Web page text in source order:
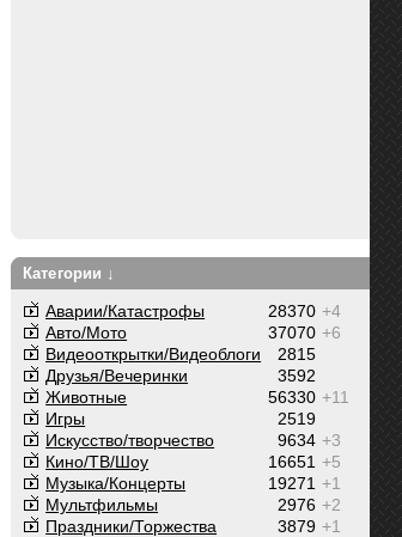
Категории ↓
+4
28370
Аварии/Катастрофы
+6
37070
Авто/Мото
2815
Видеооткрытки/Видеоблоги
3592
Друзья/Вечеринки
+11
56330
Животные
2519
Игры
+3
9634
Искусство/творчество
+5
16651
Кино/ТВ/Шоу
+1
19271
Музыка/Концерты
+2
2976
Мультфильмы
+1
3879
Праздники/Торжества